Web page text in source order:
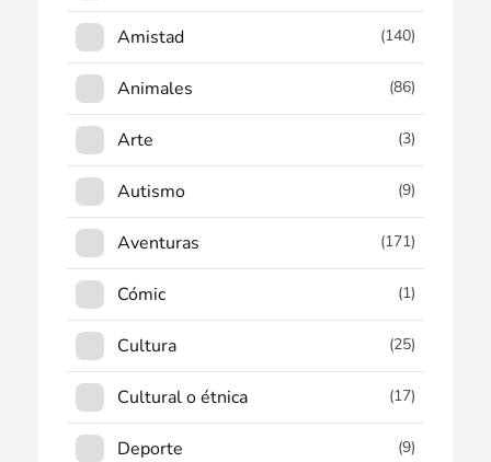
Amistad (140)
Animales (86)
Arte (3)
Autismo (9)
Aventuras (171)
Cómic (1)
Cultura (25)
Cultural o étnica (17)
Deporte (9)